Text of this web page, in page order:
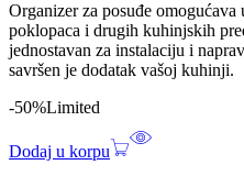
Organizer za posuđe omogućava
poklopaca i drugih kuhinjskih
jednostavan za instalaciju i
savršen je dodatak vašoj kuhinji.
-50%Limited
Dodaj u korpu